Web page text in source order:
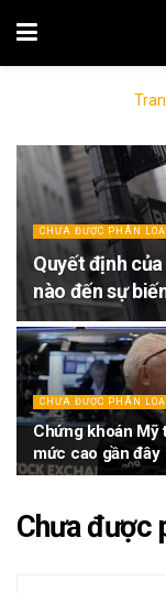
CHƯA ĐƯỢC PHÂN LOẠI
Quyết định
nào đến sự
CHƯA ĐƯỢC PHÂN LOẠI
Chứng khoán Mỹ
mức cao gần đây
Chưa được